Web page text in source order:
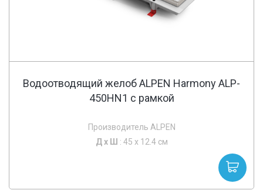
Водоотводящий желоб ALPEN Harmony ALP-
450HN1 с рамкой
Производитель ALPEN
Д х Ш : 45 x 12.4 см